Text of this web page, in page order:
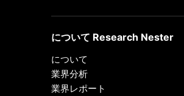
について Research Nester
について
業界分析
業界レポート